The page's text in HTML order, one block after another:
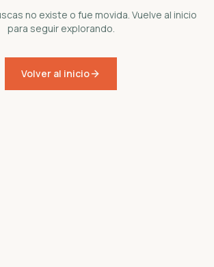
no existe o fue movida. Vuelve al inicio
para seguir explorando.
Volver al inicio